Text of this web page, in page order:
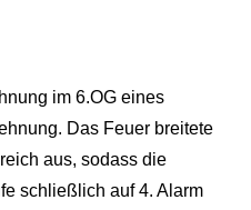
im 6.OG eines
Das Feuer breitete
aus, sodass die
schließlich auf 4. Alarm